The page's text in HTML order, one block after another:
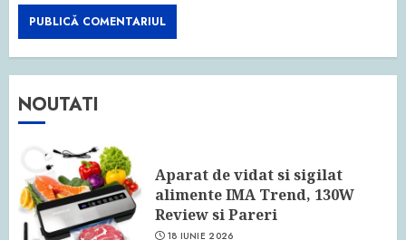
NOUTATI
Aparat de vidat si sigilat
alimente IMA Trend, 130W
Review si Pareri
18 IUNIE 2026